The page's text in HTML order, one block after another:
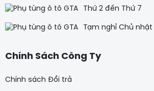
Thứ 2 đến Thứ 7
Tạm nghỉ Chủ nhật
Chính Sách Công Ty
Chính sách Đổi trả